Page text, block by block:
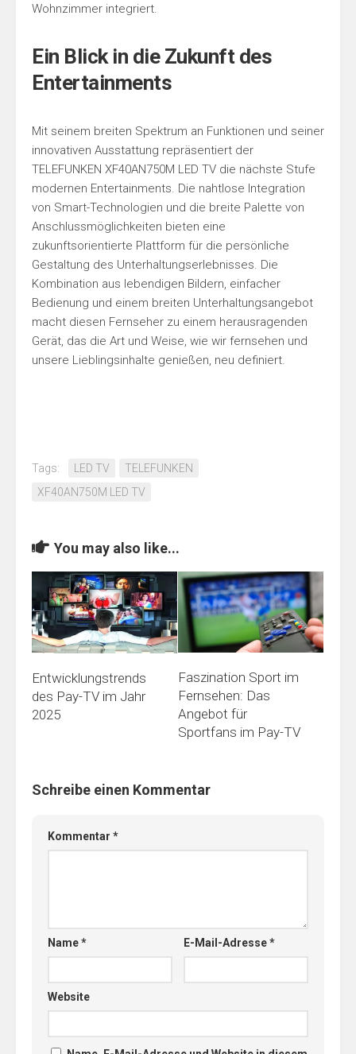
Wohnzimmer integriert.
Ein Blick in die Zukunft des
Entertainments
Mit seinem breiten Spektrum an Funktionen und seiner
innovativen Ausstattung repräsentiert der
TELEFUNKEN XF40AN750M LED TV die nächste Stufe
modernen Entertainments. Die nahtlose Integration
von Smart-Technologien und die breite Palette von
Anschlussmöglichkeiten bieten eine
zukunftsorientierte Plattform für die persönliche
Gestaltung des Unterhaltungserlebnisses. Die
Kombination aus lebendigen Bildern, einfacher
Bedienung und einem breiten Unterhaltungsangebot
macht diesen Fernseher zu einem herausragenden
Gerät, das die Art und Weise, wie wir fernsehen und
unsere Lieblingsinhalte genießen, neu definiert.
Tags: LED TV
TELEFUNKEN
XF40AN750M LED TV
You may also like...
Entwicklungstrends
des Pay-TV im Jahr
2025
Faszination Sport im
Fernsehen: Das
Angebot für
Sportfans im Pay-TV
Schreibe einen Kommentar
Kommentar *
Name* E-Mail-Adresse*
Website